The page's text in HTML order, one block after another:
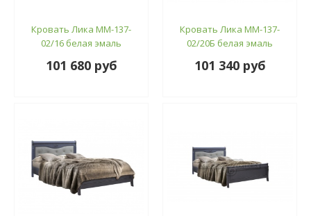
Кровать Лика ММ-137-
02/16 белая эмаль
101 680 руб
Кровать Лика ММ-137-
02/20Б белая эмаль
101 340 руб